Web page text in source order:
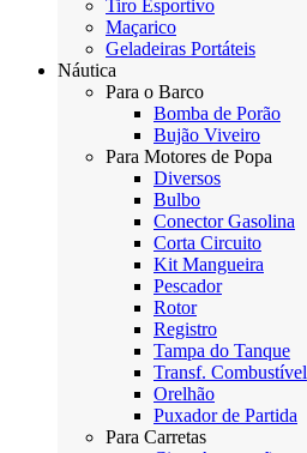
Tiro Esportivo
Maçarico
Geladeiras Portáteis
Náutica
Para o Barco
Bomba de Porão
Bujão Viveiro
Para Motores de Popa
Diversos
Bulbo
Conector Gasolina
Corta Circuito
Kit Mangueira
Pescador
Rotor
Registro
Tampa do Tanque
Transf. Combustível
Orelhão
Puxador de Partida
Para Carretas